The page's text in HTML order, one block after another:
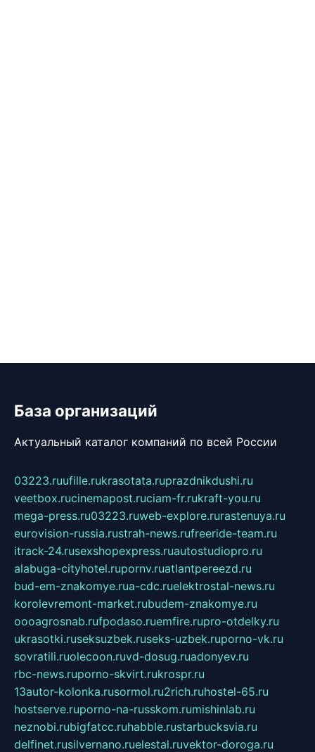
База организаций
Актуальный каталог компаний по всей России
03223.ruufille.rukrasotata.ruprazdnikdushi.ru
veetbox.rucinemapost.ruciam-fr.rukraft-you.ru
mega-press.ru03223.ruweb-explore.rurastenuya.ru
eurovision-russia.rustrah-news.rufreeride-team.ru
itrack-24.rusexshopexpress.ruautostudiopro.ru
alabuga-cityhotel.rupornv.ruatlantpereezd.ru
bud-em-znakomye.rua-cdc.ruelektrostal-news.ru
korolevremont-market.rubudem-znakomye.ru
oooagrosnab.rufpodaso.ruemfire.rupro-otdelky.ru
ukrasotki.ruseksuzbek.ruseks-uzbek.ruporno-vk.ru
sovratili.ruolecoon.ruvd-dosug.ruadonyev.ru
rbc-news.ruporno-skvirt.rukrospr.ru
13autor-kolonka.rusormol.ru2rich.ruhostel-65.ru
hostserve.ruporno-na-russkom.rumishinlab.ru
neznobi.rubigfatcc.ruhabble.rustarbucksvia.ru
delfinet.rusilvernano.ruelestal.ruvektor-doroga.ru